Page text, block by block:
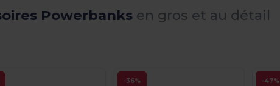
Powerbanks en gros et au détail
-36% -47%